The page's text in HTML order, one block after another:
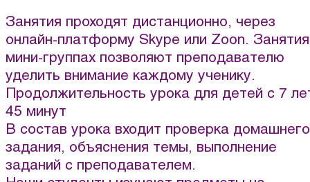
Занятия проходят дистанционно, через
онлайн-платформу Skype или Zoon.
мини-группах позволяют преподавателю
уделить внимание каждому ученику.
Продолжительность урока для детей с 7
45 минут
В состав урока входит проверка домашнего
задания, объяснения темы, выполнение
заданий с преподавателем.